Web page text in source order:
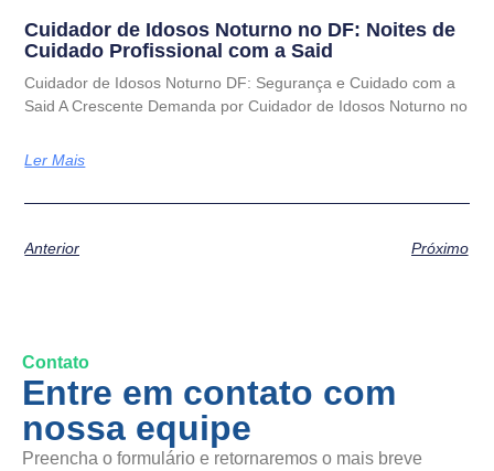
Cuidador de Idosos Noturno no DF: Noites de
Cuidado Profissional com a Said
Cuidador de Idosos Noturno DF: Segurança e Cuidado com a
Said A Crescente Demanda por Cuidador de Idosos Noturno no
Ler Mais
Anterior Próximo
Contato
Entre em contato com
nossa equipe
Preencha o formulário e retornaremos o mais breve